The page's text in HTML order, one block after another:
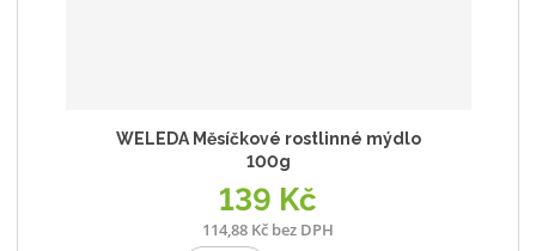
WELEDA Měsíčkové rostlinné mýdlo
100g
139 Kč
114,88 Kč bez DPH